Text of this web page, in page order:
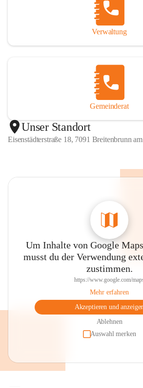
Verwaltung
Gemeinderat
Unser Standort
Eisenstädterstraße 18, 7091 Breitenbrunn
Um Inhalte von Google
musst du der Verwendung
zustimmen.
https://www.google.com/
Mehr erfahren
Akzeptieren und
Ablehnen
Auswahl merken